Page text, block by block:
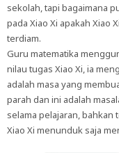
sekolah, tapi bagaimana
pada Xiao Xi apakah Xiao
terdiam.
Guru matematika
nilau tugas Xiao Xi, ia
adalah masa yang
parah dan ini adalah
selama pelajaran, bahkan
Xiao Xi menunduk saja